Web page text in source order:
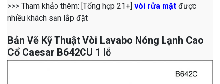
>>> Tham khảo thêm: [Tổng hợp 21+] vòi rửa mặt được
nhiều khách sạn lắp đặt
Bản Vẽ Kỹ Thuật Vòi Lavabo Nóng Lạnh Cao
Cổ Caesar B642CU 1 lỗ